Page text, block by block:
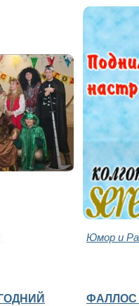
Юмор и
ФАЛЛОС